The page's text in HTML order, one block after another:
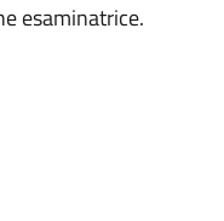
esaminatrice.